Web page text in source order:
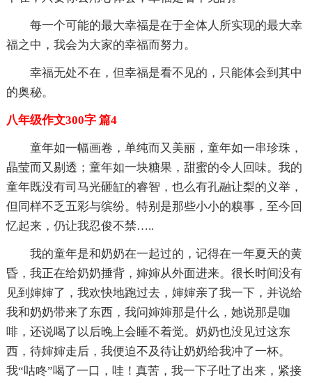
每一个可能的最大幸福是在于全体人所实现的最大幸
福之中，我会为大家的幸福而努力。
幸福无处不在，但幸福是看不见的，只能体会到其中
的奥秘。
八年级作文300字 篇4
童年如一幅画卷，单纯而又美丽，童年如一串珍珠，
晶莹而又剔透；童年如一块糖果，甜蜜的令人回味。我的
童年既没有司马光砸缸的睿智，也么有孔融让梨的义举，
但同样不乏五彩与缤纷。特别是那些小小的糗事，至今回
忆起来，仍让我忍俊不禁…..
我的童年是和奶奶在一起过的，记得在一年夏天的黄
昏，我正在给奶奶捶背，婶婶从外面进来。很长时间没有
见到婶婶了，我欢快地跑过去，婶婶亲了我一下，并说给
我和奶奶带来了东西，我问婶婶那是什么，她说那是咖
啡，还说喝了以后晚上会睡不着觉。奶奶也没见过这东
西，待婶婶走后，我便迫不及待让奶奶给我冲了一杯。
我“咕咚”喝了一口，哇！真苦，我一下子吐了出来，紧接